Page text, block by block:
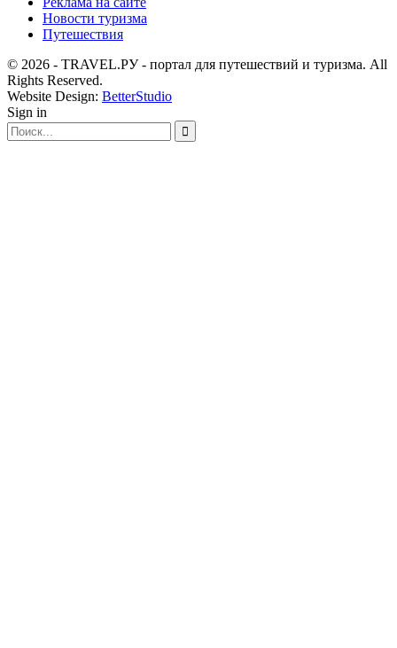
Новости туризма
Путешествия
© 2026 - TRAVEL.РУ - портал для путешествий и туризма. All
Rights Reserved.
Website Design: BetterStudio
Sign in